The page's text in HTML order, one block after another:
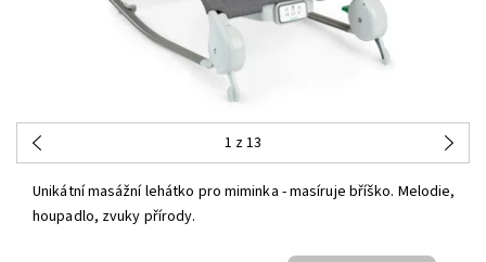
1 z 13
Unikátní masážní lehátko pro miminka - masíruje bříško. Melodie,
houpadlo, zvuky přírody.